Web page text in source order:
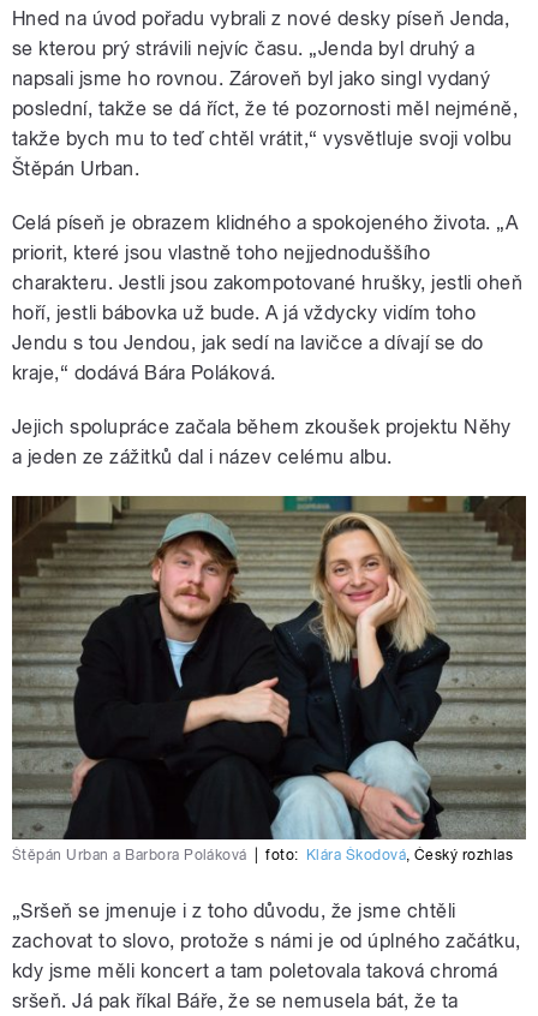
Hned na úvod pořadu vybrali z nové desky píseň Jenda,
se kterou prý strávili nejvíc času. „Jenda byl druhý a
napsali jsme ho rovnou. Zároveň byl jako singl vydaný
poslední, takže se dá říct, že té pozornosti měl nejméně,
takže bych mu to teď chtěl vrátit,“ vysvětluje svoji volbu
Štěpán Urban.
Celá píseň je obrazem klidného a spokojeného života. „A
priorit, které jsou vlastně toho nejjednoduššího
charakteru. Jestli jsou zakompotované hrušky, jestli oheň
hoří, jestli bábovka už bude. A já vždycky vidím toho
Jendu s tou Jendou, jak sedí na lavičce a dívají se do
kraje,“ dodává Bára Poláková.
Jejich spolupráce začala během zkoušek projektu Něhy
a jeden ze zážitků dal i název celému albu.
Štěpán Urban a Barbora Poláková foto: Klára Škodová, Český rozhlas
„Sršeň se jmenuje i z toho důvodu, že jsme chtěli
zachovat to slovo, protože s námi je od úplného začátku,
kdy jsme měli koncert a tam poletovala taková chromá
sršeň. Já pak říkal Báře, že se nemusela bát, že ta